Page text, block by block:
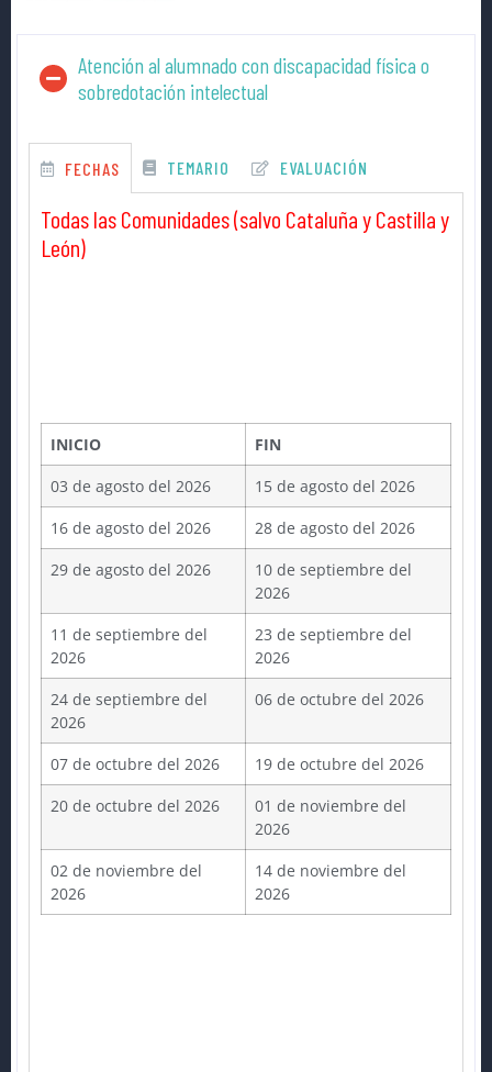
Atención al alumnado con discapacidad física o
sobredotación intelectual
FECHAS TEMARIO EVALUACIÓN
Todas las Comunidades (salvo Cataluña y Castilla y
León)
INICIO
FIN
03 de agosto del 2026
15 de agosto del 2026
16 de agosto del 2026
28 de agosto del 2026
29 de agosto del 2026
10 de septiembre del
2026
11 de septiembre del
2026
23 de septiembre del
2026
24 de septiembre del
2026
06 de octubre del 2026
07 de octubre del 2026
19 de octubre del 2026
20 de octubre del 2026
01 de noviembre del
2026
02 de noviembre del
2026
14 de noviembre del
2026